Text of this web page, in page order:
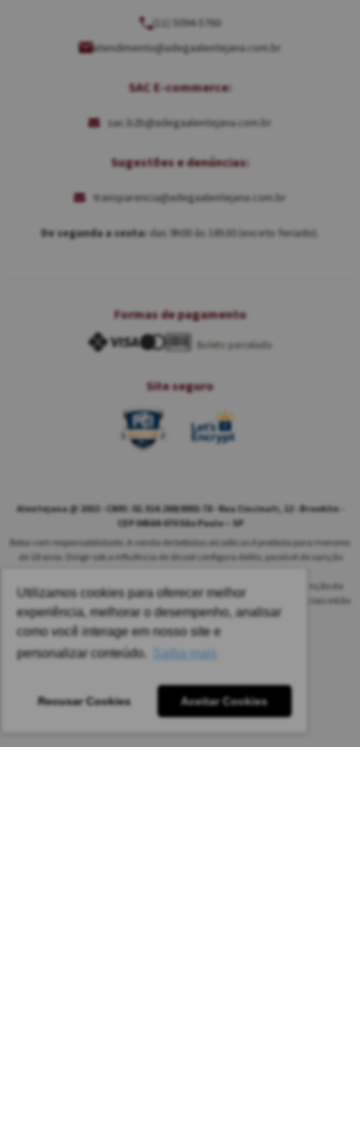
Utilizamos cookies para oferecer melhor
experiência, melhorar o desempenho, analisar
como você interage em nosso site e
personalizar conteúdo.
Saiba mais
Recusar Cookies Aceitar Cookies
(11) 5094-5760
atendimento@adegaalentejana.com.br
SAC E-commerce:
sac.b2b@adegaalentejana.com.br
Sugestões e denúncias:
transparencia@adegaalentejana.com.br
De segunda a sexta: das 9h00 às 18h30 (exceto feriado).
Formas de pagamento
Boleto parcelado
Site seguro
Alentejana @ 2022 - CNPJ: 02.314.269/0001-78 - Rua Cincinati, 12 - Brooklin -
CEP 04564-070 São Paulo – SP
Beba com responsabilidade. A venda de bebidas alcoólicas é proibida para menores
de 18 anos. Dirigir sob a influência de álcool configura delito, passível de sanção
As safras dos vinhos poderão ser diferentes das informadas no site em função da
disponibilidade do nosso estoque. Alteração de preços e condições comerciais estão
sujeitas a alteração sem aviso prévio.
Pedido mínimo: R$ 1.650,00 para todas as regiões.
Imagens meramente ilustrativas.